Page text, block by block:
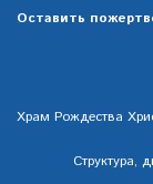
Оставить
Храм Рождества
Структура,